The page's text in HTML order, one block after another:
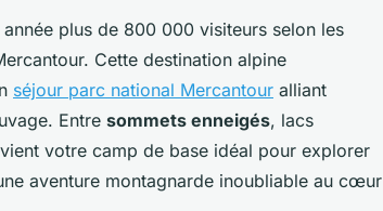
plus de 800 000 visiteurs selon les
Cette destination alpine
séjour parc national Mercantour alliant
Entre sommets enneigés, lacs
votre camp de base idéal pour explorer
aventure montagnarde inoubliable au cœur